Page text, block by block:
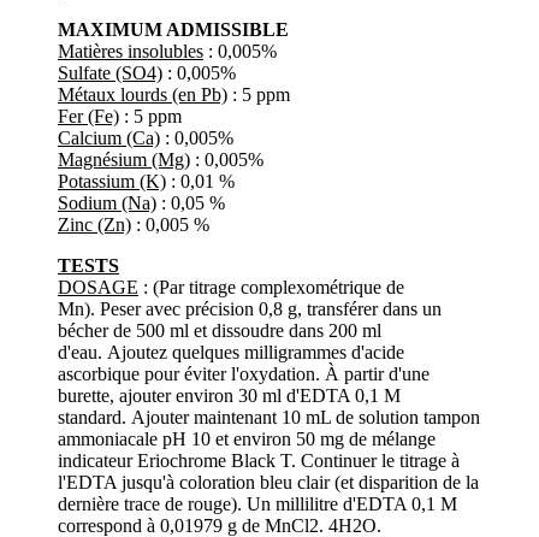
MAXIMUM ADMISSIBLE
Matières insolubles : 0,005%
Sulfate (SO4) : 0,005%
Métaux lourds (en Pb) : 5 ppm
Fer (Fe) : 5 ppm
Calcium (Ca) : 0,005%
Magnésium (Mg) : 0,005%
Potassium (K) : 0,01 %
Sodium (Na) : 0,05 %
Zinc (Zn) : 0,005 %
TESTS
DOSAGE : (Par titrage complexométrique de
Mn). Peser avec précision 0,8 g, transférer dans un
bécher de 500 ml et dissoudre dans 200 ml
d'eau. Ajoutez quelques milligrammes d'acide
ascorbique pour éviter l'oxydation. À partir d'une
burette, ajouter environ 30 ml d'EDTA 0,1 M
standard. Ajouter maintenant 10 mL de solution tampon
ammoniacale pH 10 et environ 50 mg de mélange
indicateur Eriochrome Black T. Continuer le titrage à
l'EDTA jusqu'à coloration bleu clair (et disparition de la
dernière trace de rouge). Un millilitre d'EDTA 0,1 M
correspond à 0,01979 g de MnCl2. 4H2O.